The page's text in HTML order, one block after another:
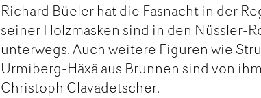
Richard Büeler hat die Fasnacht in der
seiner Holzmasken sind in den Nüssler-
unterwegs. Auch weitere Figuren wie
Urmiberg-Häxä aus Brunnen sind von
Christoph Clavadetscher.